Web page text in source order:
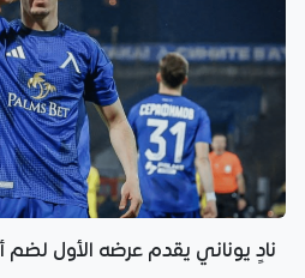
نادٍ يوناني يقدم عرضه الأول لضم